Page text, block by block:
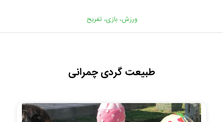
ورزش، بازی، تفریح
طبیعت گردی چمرانی